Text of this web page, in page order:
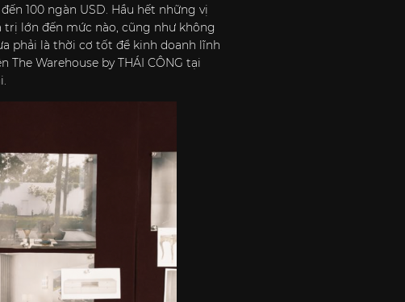
100 ngàn USD. Hầu hết những vị
lớn đến mức nào, cũng như không
phải là thời cơ tốt để kinh doanh lĩnh
Warehouse by THÁI CÔNG tại